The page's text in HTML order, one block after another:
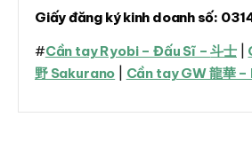
Giấy đăng ký kinh doanh số:
#Cần tay Ryobi – Đấu Sĩ –斗士|
野 Sakurano
Cần tay GW 龍華